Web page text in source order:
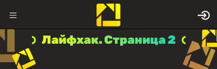
Лайфхак. Страница 2